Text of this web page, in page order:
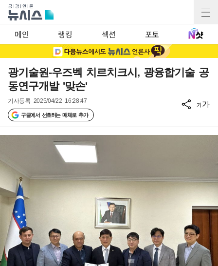
메인 랭킹 섹션 포토
광기술원-우즈벡 치르치크시, 광융합기술 공
동연구개발 '맞손'
기사등록 2025/04/22 16:28:47
구글에서 선호하는 매체로 추가
가가